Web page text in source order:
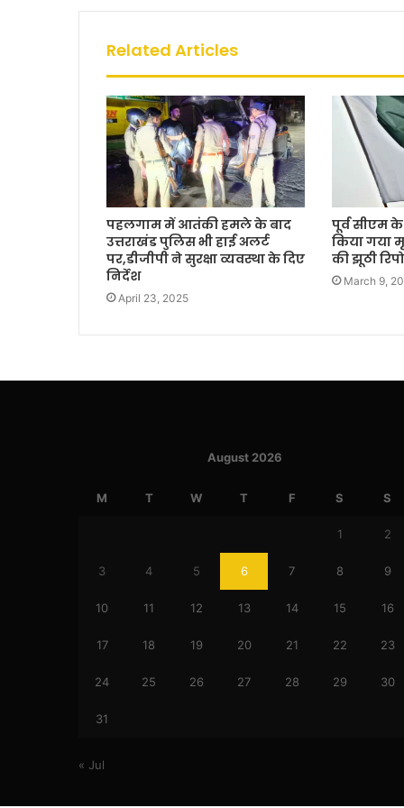
Related Articles
पहलगाम में आतंकी हमले के बाद
उत्तराखंड पुलिस भी हाई अलर्ट
पर,डीजीपी ने सुरक्षा व्यवस्था के दिए
निर्देश
April 23, 2025
पूर्व सीएम
किया गया
की झूठी
March 9,
August 2026
M T W T F S S
1 2
3 4 5 6 7 8 9
10 11 12 13 14 15 16
17 18 19 20 21 22 23
24 25 26 27 28 29 30
31
« Jul